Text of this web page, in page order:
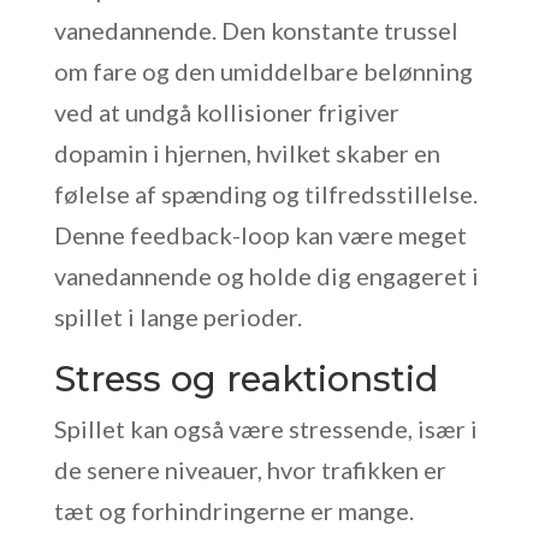
vanedannende. Den konstante trussel
om fare og den umiddelbare belønning
ved at undgå kollisioner frigiver
dopamin i hjernen, hvilket skaber en
følelse af spænding og tilfredsstillelse.
Denne feedback-loop kan være meget
vanedannende og holde dig engageret i
spillet i lange perioder.
Stress og reaktionstid
Spillet kan også være stressende, især i
de senere niveauer, hvor trafikken er
tæt og forhindringerne er mange.